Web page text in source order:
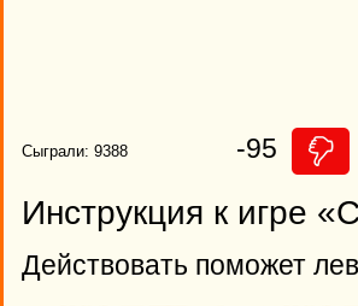
Сыграли: 9388 -95
Инструкция к игре
Действовать поможет